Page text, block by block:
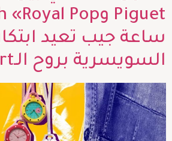
ساعة جيب تعيد
السويسرية بروح الـPop Art